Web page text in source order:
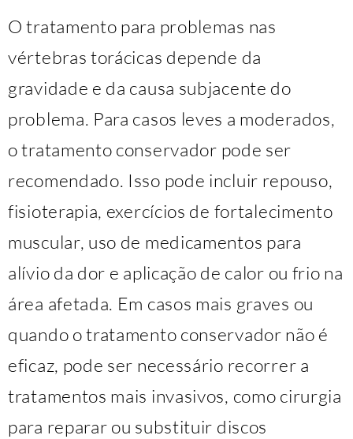
O tratamento para problemas nas
vértebras torácicas depende da
gravidade e da causa subjacente do
problema. Para casos leves a moderados,
o tratamento conservador pode ser
recomendado. Isso pode incluir repouso,
fisioterapia, exercícios de fortalecimento
muscular, uso de medicamentos para
alívio da dor e aplicação de calor ou frio na
área afetada. Em casos mais graves ou
quando o tratamento conservador não é
eficaz, pode ser necessário recorrer a
tratamentos mais invasivos, como cirurgia
para reparar ou substituir discos